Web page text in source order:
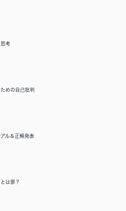
考
めの自己批判
ル＆正解発表
は罪？